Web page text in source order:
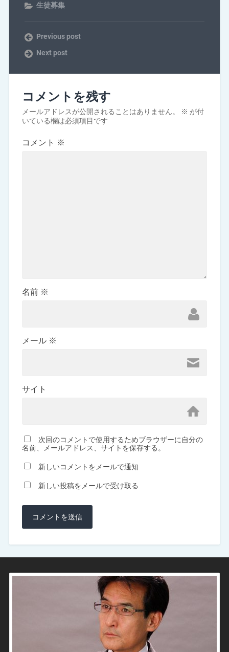
生徒募集
Previous post
Next post
コメントを残す
メールアドレスが公開されることはありません。 ※ が付
いている欄は必須項目です
コメント ※
名前 ※
メール ※
サイト
次回のコメントで使用するためブラウザーに自分の
名前、メールアドレス、サイトを保存する。
新しいコメントをメールで通知
新しい投稿をメールで受け取る